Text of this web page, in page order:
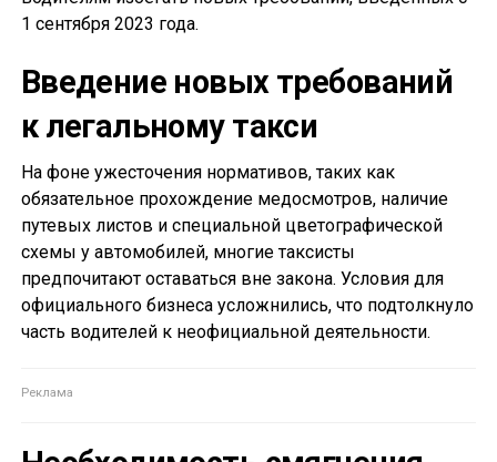
1 сентября 2023 года.
Введение новых требований
к легальному такси
На фоне ужесточения нормативов, таких как
обязательное прохождение медосмотров, наличие
путевых листов и специальной цветографической
схемы у автомобилей, многие таксисты
предпочитают оставаться вне закона. Условия для
официального бизнеса усложнились, что подтолкнуло
часть водителей к неофициальной деятельности.